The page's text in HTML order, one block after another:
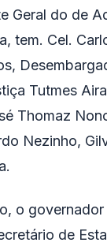
Geral do de
tem. Cel.
Tutmes
Thomaz
Nezinho,
o
de